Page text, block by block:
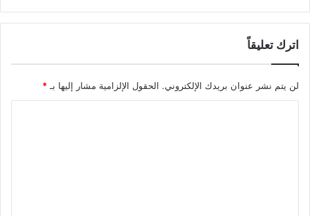
اترك تعليقاً
لن يتم نشر عنوان بريدك الإلكتروني. الحقول الإلزامية مشار إليها بـ *